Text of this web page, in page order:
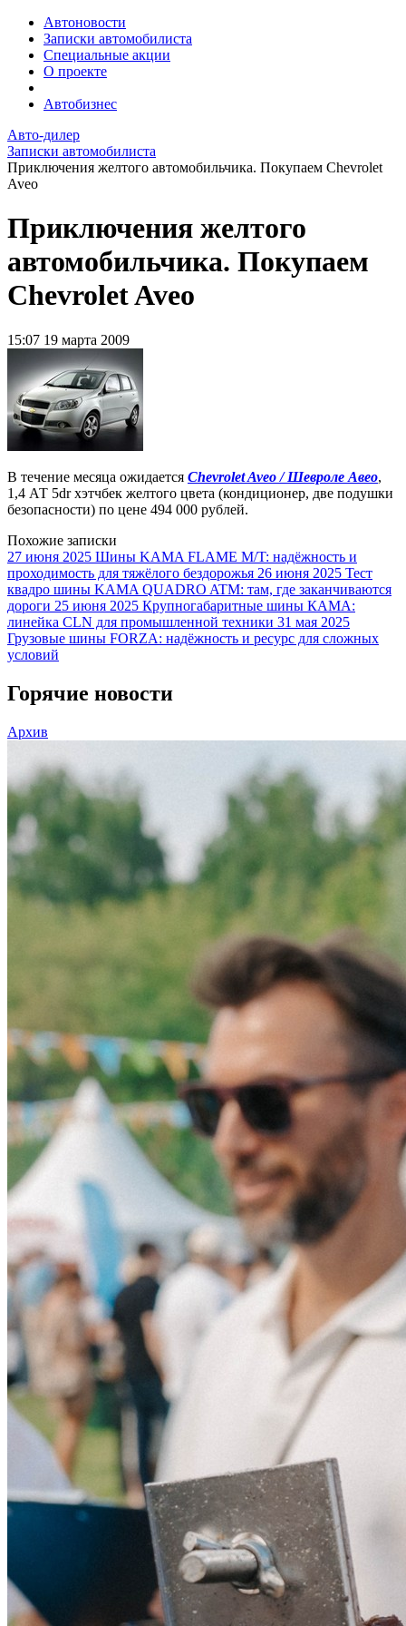
Автоновости
Записки автомобилиста
Специальные акции
О проекте
Автобизнес
Авто-дилер
Записки автомобилиста
Приключения желтого автомобильчика. Покупаем Chevrolet
Aveo
Приключения желтого
автомобильчика. Покупаем
Chevrolet Aveo
15:07 19 марта 2009
В течение месяца ожидается Chevrolet Aveo / Шевроле Авео,
1,4 АТ 5dr хэтчбек желтого цвета (кондиционер, две подушки
безопасности) по цене 494 000 рублей.
Похожие записки
27 июня 2025 Шины KAMA FLAME M/T: надёжность и
проходимость для тяжёлого бездорожья 26 июня 2025 Тест
квадро шины KAMA QUADRO ATM: там, где заканчиваются
дороги 25 июня 2025 Крупногабаритные шины КАМА:
линейка CLN для промышленной техники 31 мая 2025
Грузовые шины FORZA: надёжность и ресурс для сложных
условий
Горячие новости
Архив